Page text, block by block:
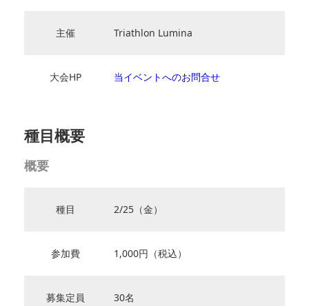
主催 Triathlon Lumina
大会HP 当イベントへのお問合せ
種目概要
概要
種目 2/25（金）
参加費 1,000円（税込）
募集定員 30名